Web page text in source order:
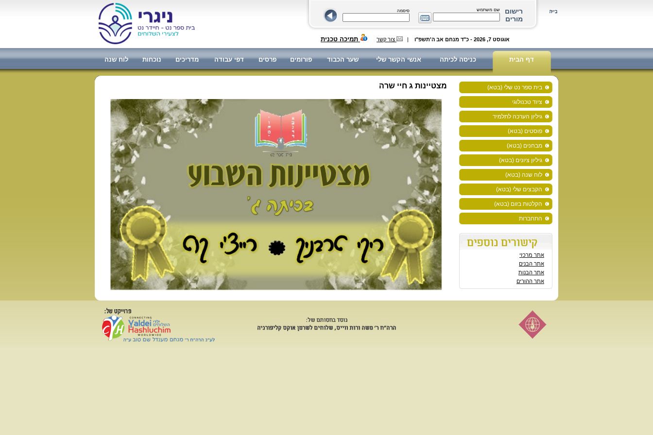
רישום
מורים
שם משתמש סיסמה
אוגוסט 7, 2026 - כ"ד מנחם אב ה'תשפ"ו | צור קשר תמיכה טכנית
דף הבית כניסה לכיתה אנשי הקשר שלי שער הכבוד פורומים פרסים דפי עבודה מדריכים נוכחות לוח שנה
מצטיינות ג חיי שרה בית ספר נט שלי (בטא)
ציוד טכנולוגי
גיליון הערכה לתלמיד
פוסטים (בטא)
מבחנים (בטא)
גיליון ציונים (בטא)
לוח שנה (בטא)
הקבצים שלי (בטא)
הקלטות בזום (בטא)
התחברות
אתר מרכזי
אתר הבנים
אתר הבנות
אתר ההורים